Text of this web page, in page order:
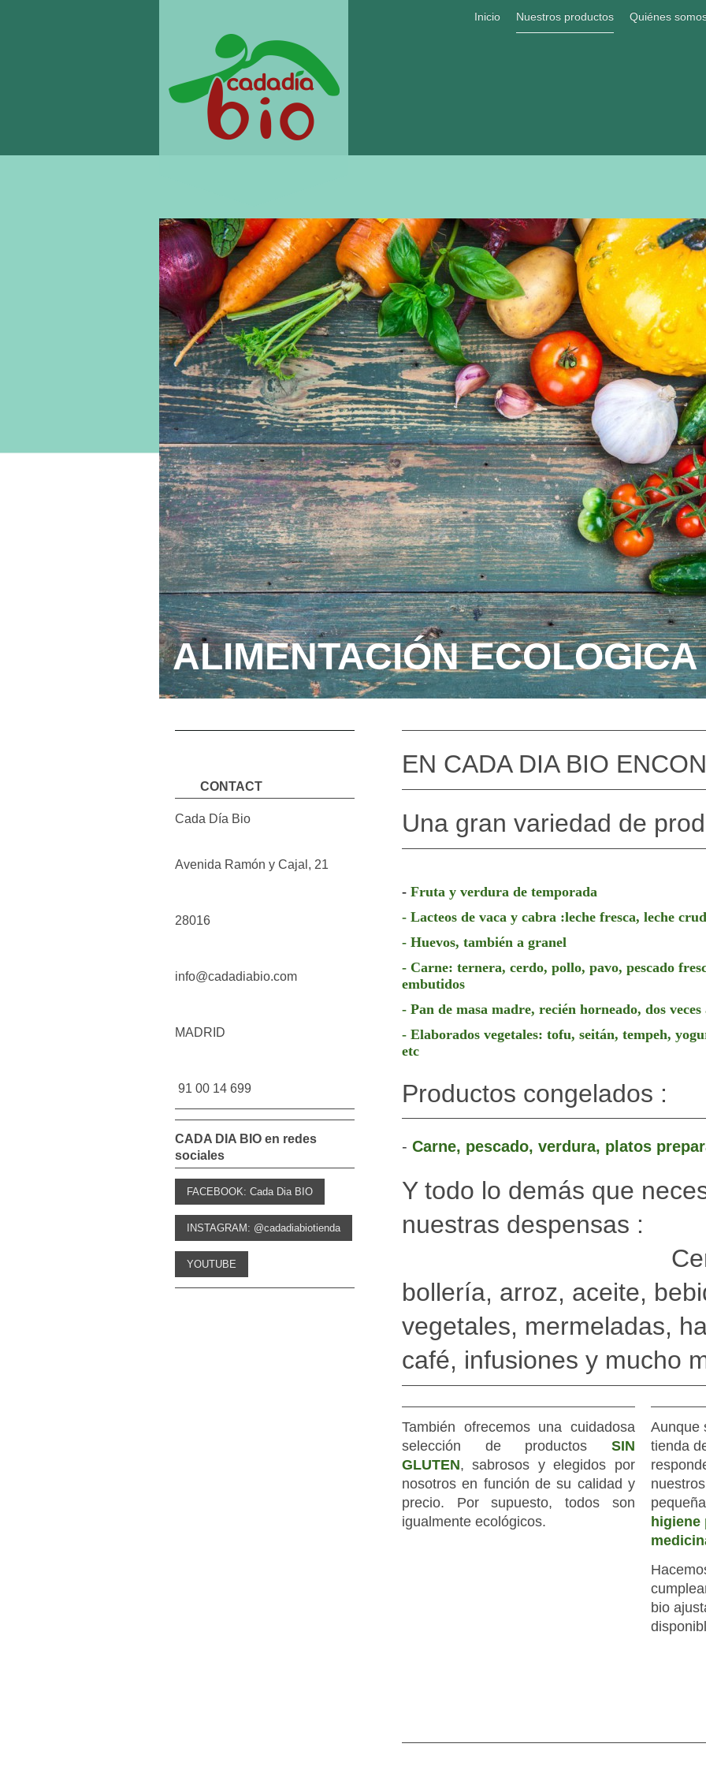
Inicio Nuestros productos Quiénes
ALIMENTACIÓN
EN CADA DIA BIO
Una gran variedad de
- Fruta y verdura de temporada
- Lacteos de vaca y cabra :leche fresca, leche
- Huevos, también a granel
- Carne: ternera, cerdo, pollo, pavo, pescado
embutidos
- Pan de masa madre, recién horneado, dos veces
- Elaborados vegetales: tofu, seitán, tempeh,
etc
Productos congelados :
- Carne, pescado, verdura, platos
Y todo lo demás que
nuestras
Cereales,
bollería, arroz, aceite,
vegetales, mermeladas,
café, infusiones y mucho
También ofrecemos una cuidadosa
selección de productos SIN
GLUTEN, sabrosos y elegidos por
nosotros en función de su calidad y
precio. Por supuesto, todos son
igualmente ecológicos.
Aunque
tienda
higiene
bio
CONTACT
Cada Día Bio
Avenida Ramón y Cajal , 21
28016
info@cadadiabio.com
MADRID
91 00 14 699
CADA DIA BIO en redes
sociales
FACEBOOK: Cada Dia BIO
INSTAGRAM: @cadadiabiotienda
YOUTUBE